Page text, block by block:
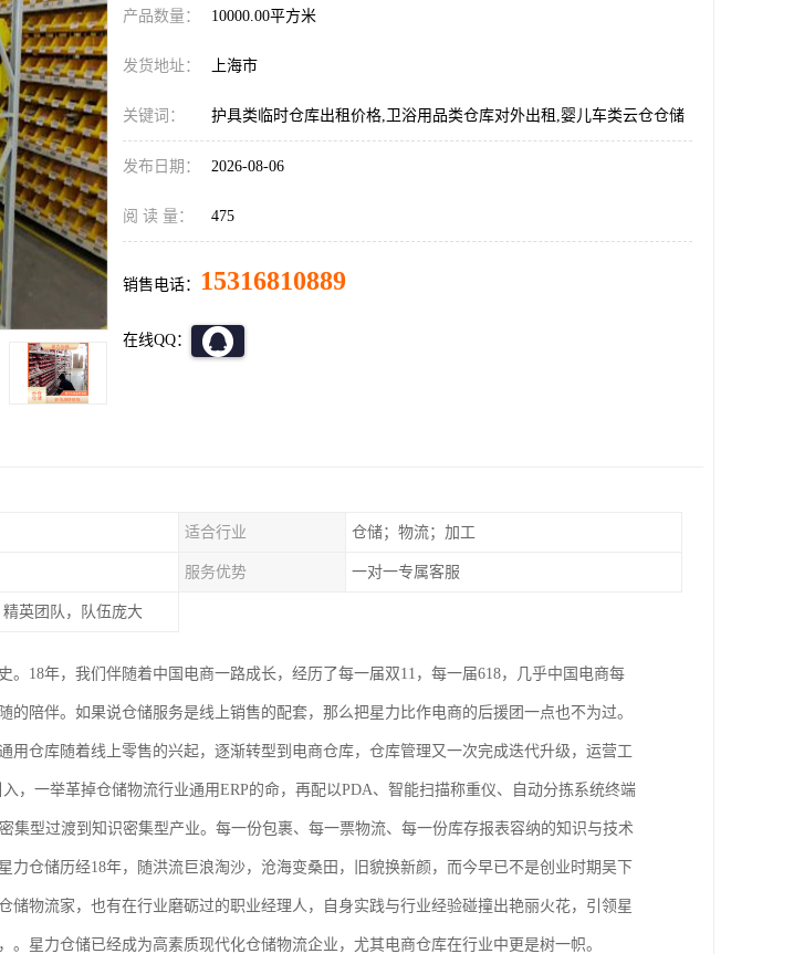
产品数量： 10000.00平方米
发货地址： 上海市
关键词： 护具类临时仓库出租价格,卫浴用品类仓库对外出租,婴儿车类云仓仓储
发布日期： 2026-08-06
阅 读 量： 475
销售电话： 15316810889
在线QQ：
适合行业 仓储；物流；加工
服务优势 一对一专属客服
英团队，队伍庞大
。18年，我们伴随着中国电商一路成长，经历了每一届双11，每一届618，几乎中国电商每
的陪伴。如果说仓储服务是线上销售的配套，那么把星力比作电商的后援团一点也不为过。
用仓库随着线上零售的兴起，逐渐转型到电商仓库，仓库管理又一次完成迭代升级，运营工
，一举革掉仓储物流行业通用ERP的命，再配以PDA、智能扫描称重仪、自动分拣系统终端
集型过渡到知识密集型产业。每一份包裹、每一票物流、每一份库存报表容纳的知识与技术
力仓储历经18年，随洪流巨浪淘沙，沧海变桑田，旧貌换新颜，而今早已不是创业时期吴下
储物流家，也有在行业磨砺过的职业经理人，自身实践与行业经验碰撞出艳丽火花，引领星
。星力仓储已经成为高素质现代化仓储物流企业，尤其电商仓库在行业中更是树一帜。